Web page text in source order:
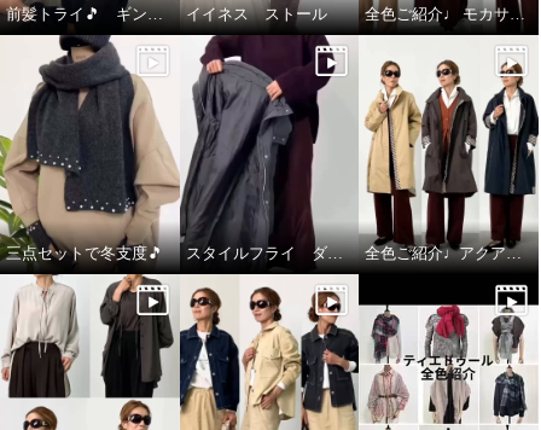
前髪トライ🎵 ギンカウィンカ ドレスドヘアー イイネス ストール 全色ご紹介♩ モカサン ジュンコシマダ カーディガン
三点セットで冬支度🎵 スタイルフライ ダウンコート 全色ご紹介♩アクアスキュータム